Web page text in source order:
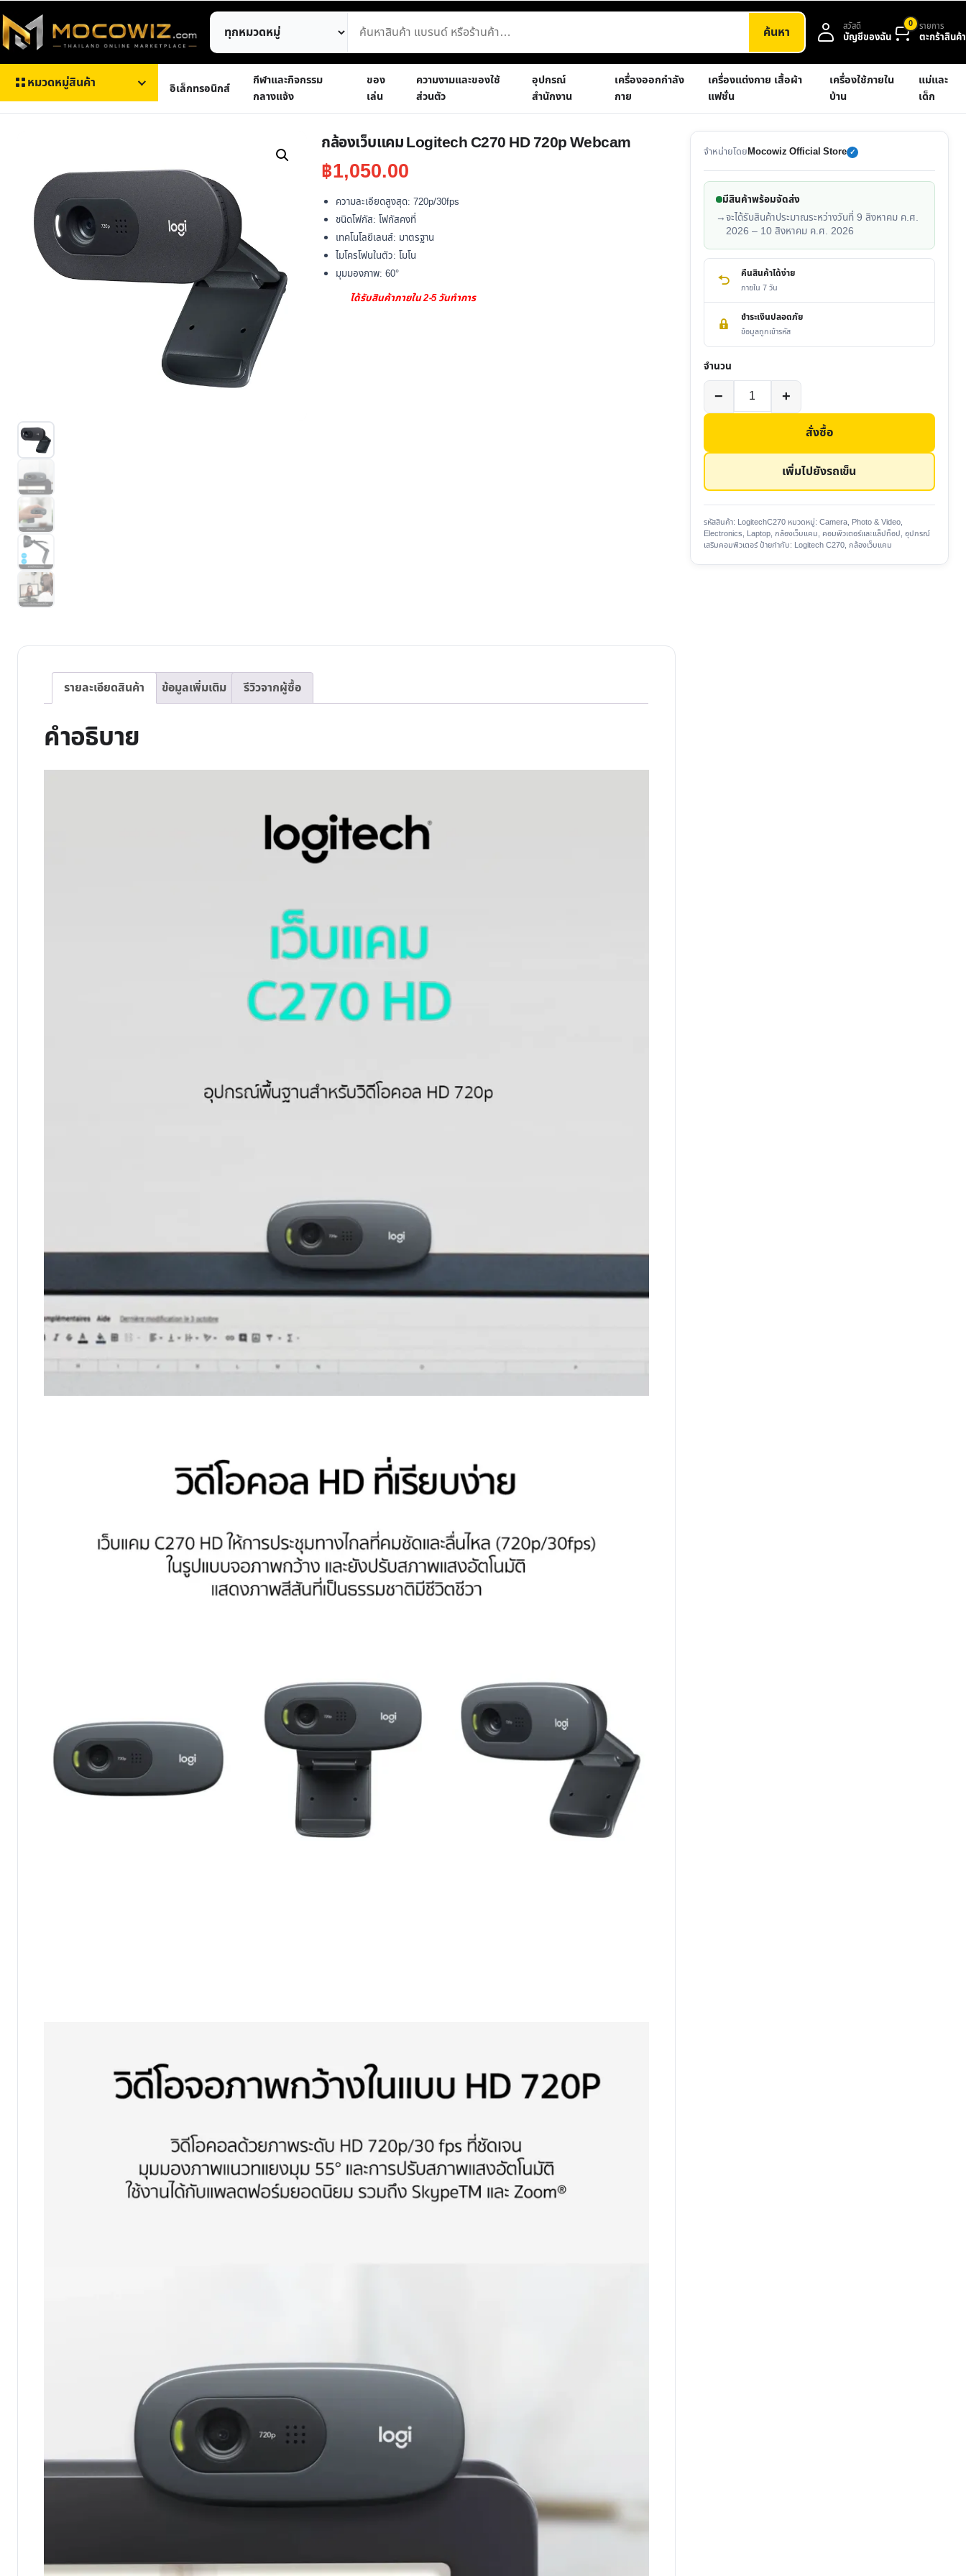
ไป
ยัง
เนื้อหา
ค้นหา
สินค้า
ค้นหา สวัสดี
บัญชีของฉัน
0 รายการ
ตะกร้าสินค้า
หมวดหมู่สินค้า อิเล็กทรอนิกส์
กีฬาและกิจกรรม
กลางแจ้ง
ของ
เล่น
ความงามและของใช้
ส่วนตัว
อุปกรณ์
สำนักงาน
เครื่องออกกำลัง
กาย
เครื่องแต่งกาย เสื้อผ้า
แฟชั่น
เครื่องใช้ภายใน
บ้าน
แม่และ
เด็ก
กล้องเว็บแคม Logitech C270 HD 720p Webcam
฿1,050.00
ความละเอียดสูงสุด: 720p/30fps
ชนิดโฟกัส: โฟกัสคงที่
เทคโนโลยีเลนส์: มาตรฐาน
ไมโครโฟนในตัว: โมโน
มุมมองภาพ: 60°
ได้รับสินค้าภายใน 2-5 วันทำการ
จำหน่ายโดยMocowiz Official Store ✓
มีสินค้าพร้อมจัดส่ง
→จะได้รับสินค้าประมาณระหว่างวันที่ 9 สิงหาคม ค.ศ.
2026 – 10 สิงหาคม ค.ศ. 2026
คืนสินค้าได้ง่าย
ภายใน 7 วัน
ชำระเงินปลอดภัย
ข้อมูลถูกเข้ารหัส
สั่งซื้อ
จำนวน
−
จำนวน
กล้อง
แคม
C270
HD
720p
Webcam
+
เพิ่มไปยังรถเข็น
รหัสสินค้า: LogitechC270 หมวดหมู่: Camera, Photo & Video,
Electronics, Laptop, กล้องเว็บแคม, คอมพิวเตอร์และแล็ปท็อป, อุปกรณ์
เสริมคอมพิวเตอร์ ป้ายกำกับ: Logitech C270, กล้องเว็บแคม
รายละเอียดสินค้า ข้อมูลเพิ่มเติม รีวิวจากผู้ซื้อ
คำอธิบาย